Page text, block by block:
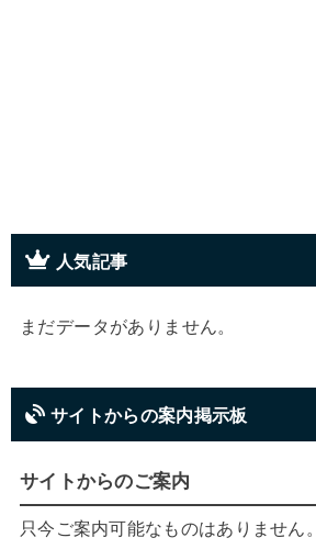
人気記事
まだデータがありません。
サイトからの案内掲示板
サイトからのご案内
只今ご案内可能なものはありません。